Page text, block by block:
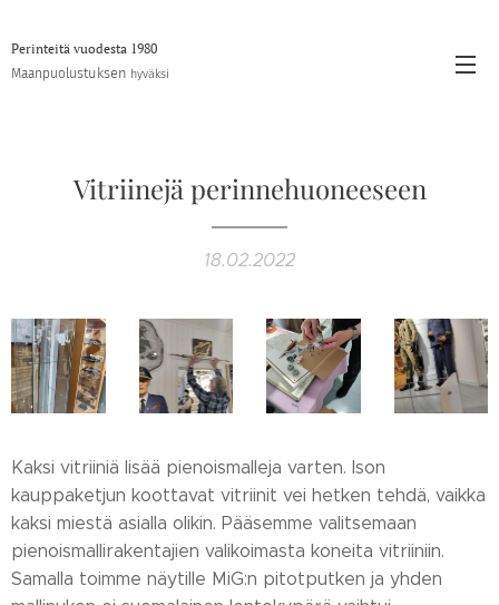
Perinteitä vuodesta 1980
Maanpuolustuksen hyväksi
Vitriinejä perinnehuoneeseen
18.02.2022
Kaksi vitriiniä lisää pienoismalleja varten. Ison
kauppaketjun koottavat vitriinit vei hetken tehdä, vaikka
kaksi miestä asialla olikin. Pääsemme valitsemaan
pienoismallirakentajien valikoimasta koneita vitriiniin.
Samalla toimme näytille MiG:n pitotputken ja yhden